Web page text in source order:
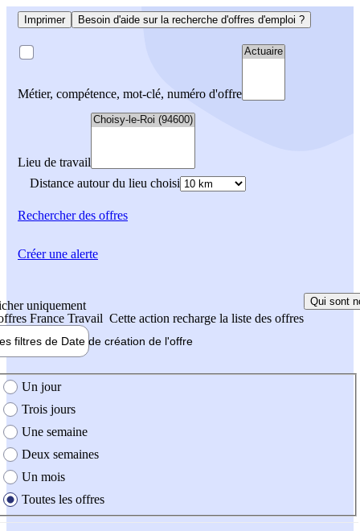
Imprimer Besoin d'aide sur la recherche d'offres d'emploi ?
Métier, compétence, mot-clé, numéro d'offre
Lieu de travail
Distance autour du lieu choisi
Rechercherdes offres
uniquement
France Travail Cette action recharge la liste des offres
Qui sont
filtres de Date de création de l'offre
création de l'offre
Un jour
Trois jours
Une semaine
Deux semaines
Un mois
Toutes les offres
Créer une alerte